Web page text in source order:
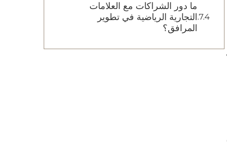
ما دور الشراكات مع العلامات
التجارية الرياضية في تطوير
المرافق؟